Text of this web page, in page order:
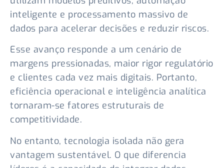
inteligente e processamento massivo de
dados para acelerar decisões e reduzir riscos.
Esse avanço responde a um cenário de
margens pressionadas, maior rigor regulatório
e clientes cada vez mais digitais. Portanto,
eficiência operacional e inteligência analítica
tornaram-se fatores estruturais de
competitividade.
No entanto, tecnologia isolada não gera
vantagem sustentável. O que diferencia